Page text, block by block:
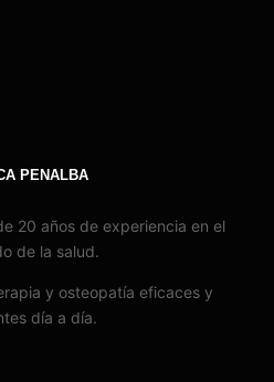
PENALBA
20 años de experiencia en el
de la salud.
y osteopatía eficaces y
día a día.